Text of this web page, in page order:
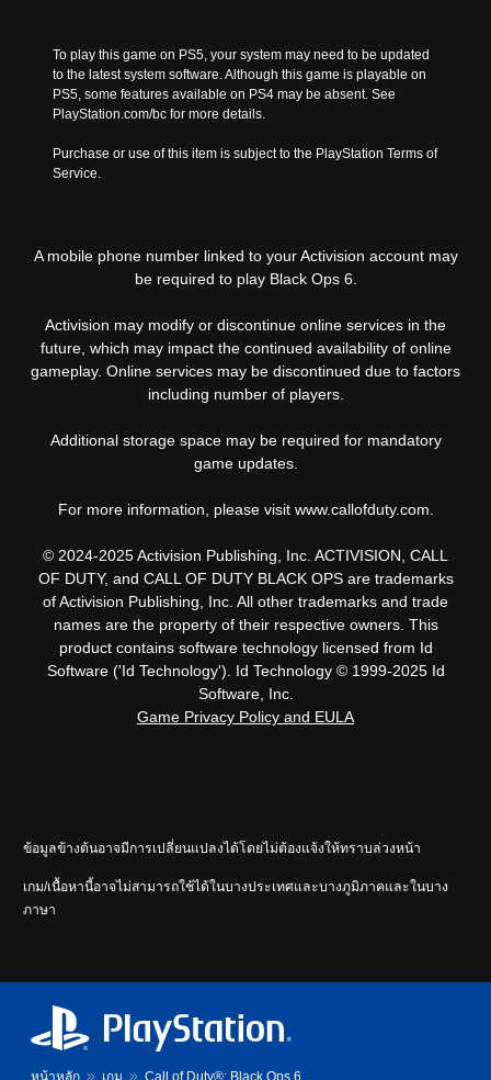
To play this game on PS5, your system may need to be updated
to the latest system software. Although this game is playable on
PS5, some features available on PS4 may be absent. See
PlayStation.com/bc for more details.
Purchase or use of this item is subject to the PlayStation Terms of
Service.
A mobile phone number linked to your Activision account may
be required to play Black Ops 6.
Activision may modify or discontinue online services in the
future, which may impact the continued availability of online
gameplay. Online services may be discontinued due to factors
including number of players.
Additional storage space may be required for mandatory
game updates.
For more information, please visit www.callofduty.com.
© 2024-2025 Activision Publishing, Inc. ACTIVISION, CALL
OF DUTY, and CALL OF DUTY BLACK OPS are trademarks
of Activision Publishing, Inc. All other trademarks and trade
names are the property of their respective owners. This
product contains software technology licensed from Id
Software ('Id Technology'). Id Technology © 1999-2025 Id
Software, Inc.
Game Privacy Policy and EULA
ข้อมูลข้างต้นอาจมีการเปลี่ยนแปลงได้โดยไม่ต้องแจ้งให้ทราบล่วงหน้า
เกม/เนื้อหานี้อาจไม่สามารถใช้ได้ในบางประเทศและบางภูมิภาคและในบาง
ภาษา
หน้าหลัก เกม Call of Duty®: Black Ops 6